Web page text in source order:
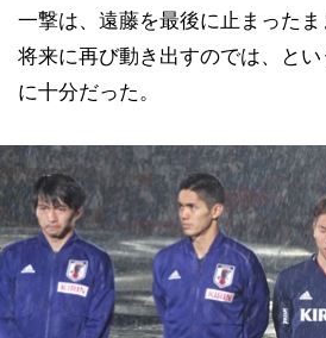
一撃は、遠藤を最後に止まった
将来に再び動き出すのでは、と
に十分だった。